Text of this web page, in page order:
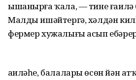
ышанырға ҡала, — тине
Малды ишәйтергә, хәлдән
фермер хужалығы асып
Ғаиләһе, балалары өсөн йән